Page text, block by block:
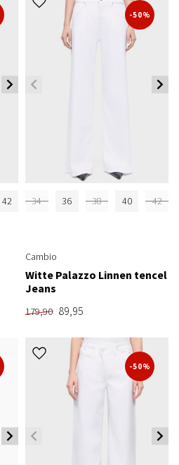
42
-50%
34 36 38 40 42
Cambio
Witte Palazzo Linnen tencel
Jeans
179,90 89,95
-50%